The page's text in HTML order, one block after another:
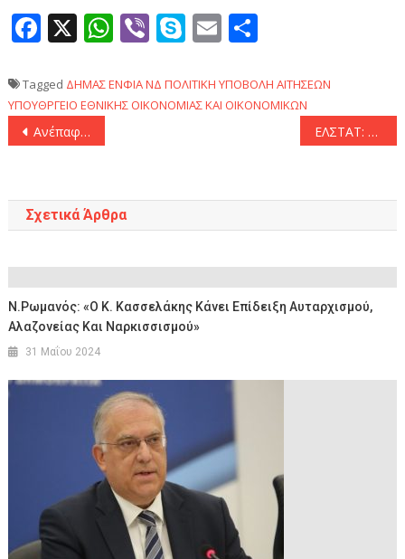
Facebook
X WhatsApp
ViberSkype
Email
Tagged ΔΗΜΑΣΕΝΦΙΑΝΔ ΠΟΛΙΤΙΚΗ ΥΠΟΒΟΛΗ ΑΙΤΗΣΕΩΝ
ΥΠΟΥΘΡΓΕΙΟ ΕΘΝΙΚΗΣ ΟΙΚΟΝΟΜΙΑΣ ΚΑΙ ΟΙΚΟΝΟΜΙΚΩΝ
Πλοήγηση
Ανέπαφες πληρωμές στις αστικές συγκοινωνίες ΕΛΣΤΑΤ: Μείωση 4,9% σημείωσαν οι πωλήσεις των αυτοκινήτων στη χώρα τον περασμένο Δεκέμβριο
Σχετικά Άρθρα
Ν.Ρωμανός: «Ο Κ. Κασσελάκης Κάνει Επίδειξη Αυταρχισμού,
Αλαζονείας Και Ναρκισσισμού»
31 Μαΐου 2024